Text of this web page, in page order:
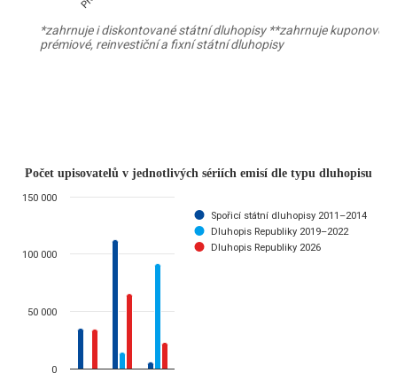
*zahrnuje i diskontované státní dluhopisy **zahrnuje kuponové,
prémiové, reinvestiční a fixní státní dluhopisy
Počet upisovatelů v jednotlivých
* zahrnuje i diskontované státní dluhopisy ** zahrnuje kuponové,
The chart has 1 X axis displaying categories.
Počet upisovatelů v jednotlivých sériích emisí dle typu dluhopisu
Spořicí státní dluhopisy 2011–2014
Dluhopis Republiky 2019–2022
Dluhopis Republiky 2026
0
50 000
100 000
150 000